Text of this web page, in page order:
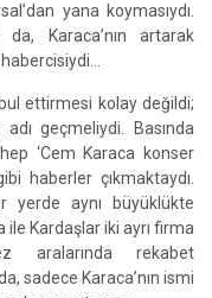
yana koymasıydı.
Karaca’nın artarak
ettirmesi kolay değildi;
geçmeliydi. Basında
‘Cem Karaca konser
haberler çıkmaktaydı.
yerde aynı büyüklükte
ile Kardaşlar iki ayrı firma
aralarında rekabet
sadece Karaca’nın ismi